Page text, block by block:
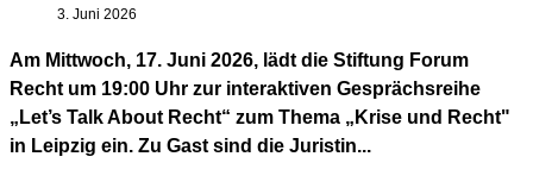
3. Juni 2026
Am Mittwoch, 17. Juni 2026, lädt die Stiftung Forum
Recht um 19:00 Uhr zur interaktiven Gesprächsreihe
„Let’s Talk About Recht“ zum Thema „Krise und Recht"
in Leipzig ein. Zu Gast sind die Juristin...